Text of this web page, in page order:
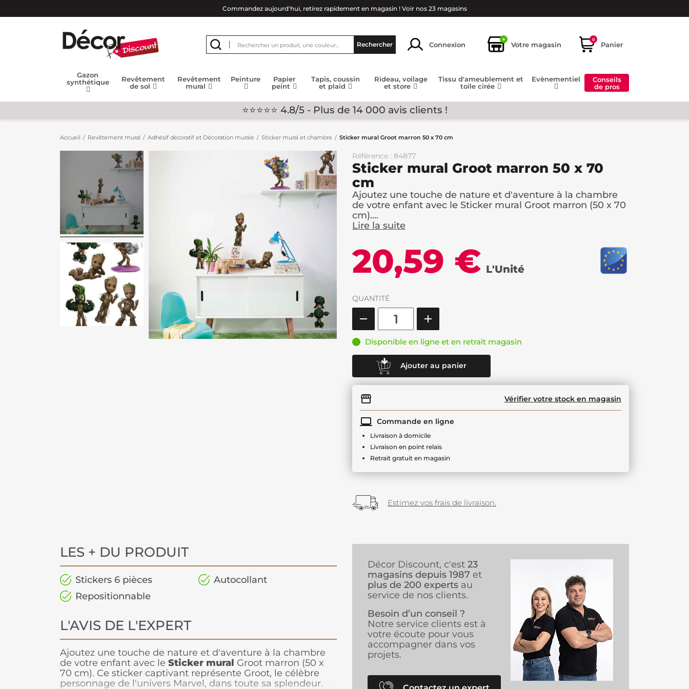
Commandez aujourd'hui, retirez rapidement en magasin ! Voir nos 23 magasins
Rechercher Connexion
+
Votre magasin
0
Panier
Gazon
synthétique
Revêtement
de sol
Revêtement
mural
Peinture
Papier
peint
Tapis, coussin
et plaid
Rideau, voilage
et store
Tissu d'ameublement et
toile cirée
Evènementiel
Conseils
de pros
⭐⭐⭐⭐⭐ 4.8/5 - Plus de 14 000 avis clients !
Accueil Revêtement mural Adhésif décoratif et Décoration murale Sticker mural et chambre Sticker mural Groot marron 50 x 70 cm
Référence : 84877
Sticker mural Groot marron 50 x 70
cm
Ajoutez une touche de nature et d'aventure à la chambre
de votre enfant avec le Sticker mural Groot marron (50 x 70
cm)....
Lire la suite
20,59 € L'Unité
QUANTITÉ
Disponible en ligne et en retrait magasin
Ajouter au panier
Vérifier votre stock en magasin
Commande en ligne
Livraison à domicile
Livraison en point relais
Retrait gratuit en magasin
Estimez vos frais de livraison.
LES + DU PRODUIT
Stickers 6 pièces
Autocollant
Repositionnable
L'AVIS DE L'EXPERT
Ajoutez une touche de nature et d'aventure à la chambre
de votre enfant avec le Sticker mural Groot marron (50 x
70 cm). Ce sticker captivant représente Groot, le célèbre
personnage de l'univers Marvel, dans toute sa splendeur.
Décor Discount, c'est 23
magasins depuis 1987 et
plus de 200 experts au
service de nos clients.
Besoin d’un conseil ?
Notre service clients est à
votre écoute pour vous
accompagner dans vos
projets.